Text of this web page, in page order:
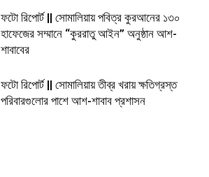
ফটো রিপোর্ট || সোমালিয়ায় পবিত্র কুরআনের ১৩০
হাফেজের সম্মানে “কুররাতু আইন” অনুষ্ঠান আশ-
শাবাবের
ফটো রিপোর্ট || সোমালিয়ায় তীব্র খরায় ক্ষতিগ্রস্ত
পরিবারগুলোর পাশে আশ-শাবাব প্রশাসন